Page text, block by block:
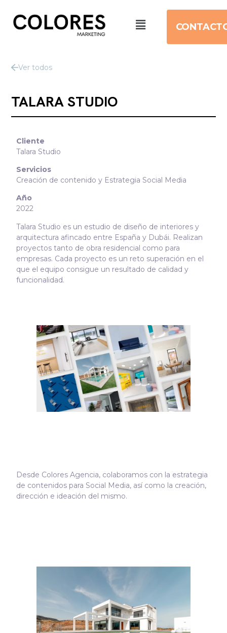
Ver todos
TALARA STUDIO
Cliente
Talara Studio
Servicios
Creación de contenido y Estrategia Social Media
Año
2022
Talara Studio es un estudio de diseño de interiores y
arquitectura afincado entre España y Dubái. Realizan
proyectos tanto de obra residencial como para
empresas. Cada proyecto es un reto superación en el
que el equipo consigue un resultado de calidad y
funcionalidad.
Desde Colores Agencia, colaboramos con la estrategia
de contenidos para Social Media, así como la creación,
dirección e ideación del mismo.